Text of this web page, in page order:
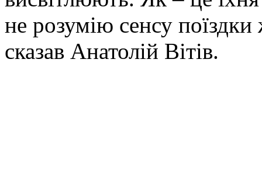
не розумію сенсу поїздки
сказав Анатолій Вітів.